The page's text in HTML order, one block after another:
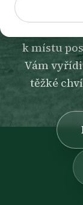
Výkop
k místu
Vám
těžké